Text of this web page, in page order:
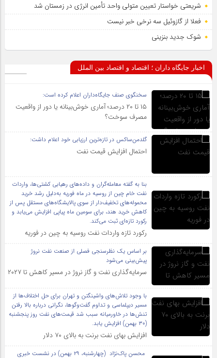
شریعتی خواستار تعیین متولی واحد تأمین انرژی در زمستان شد
فعلا از گازوئیل سه نرخی خبر نیست
شوک جدید بنزینی
اخبار جایگاه داران ؛ اقتصاد و اقتصاد بین الملل
سخنگوی صنف جایگاه‌داران اعلام کرده است:
۱۵ تا ۲۰ درصد؛ آماری خوش‌بینانه یا دور از واقعیت
مصرف سوخت؟
گلدمن‌ساکس در تازه‌ترین ارزیابی خود اعلام داشت:
احتمال افزایش قیمت نفت
بنا به گفته معامله‌گران و داده‌های رهیابی کشتی‌ها، واردات
نفت خام چین از روسیه در ماه فوریه به‌دلیل رشد خرید
محموله‌های تخفیف‌دار از سوی پالایشگاه‌های مستقل پس از
کاهش خرید هند، برای سومین ماه پیاپی افزایش می‌یابد و
رکورد تازه‌ای ثبت می‌کند.
رکورد تازه واردات نفت روسیه به چین در فوریه
بر اساس یک نظرسنجی فصلی از صنعت نفت نروژ
پیش‌بینی می‌شود
سرمایه‌گذاری نفت و گاز نروژ در مسیر کاهش تا ۲۰۲۷
با وجود تلاش‌های واشینگتن و تهران برای حل اختلاف‌ها از
مسیر دیپلماسی و تداوم گفت‌وگوها، نگرانی درباره بالا رفتن
تنش‌ها در خاورمیانه سبب شد قیمت‌های نفت روز پنجشنبه
(۳۰ بهمن) افزایش یابد.
افزایش بهای نفت برنت به بالای ۷۰ دلار
محسن پاک‌نژاد (چهارشنبه، ۲۹ بهمن) در نشست خبری